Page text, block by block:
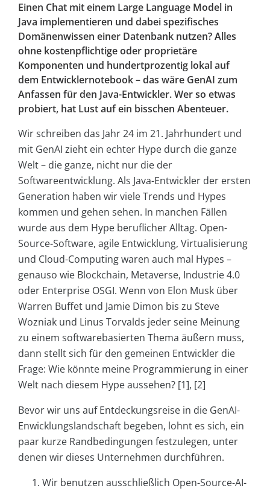
Einen Chat mit einem Large Language Model in
Java implementieren und dabei spezifisches
Domänenwissen einer Datenbank nutzen? Alles
ohne kostenpflichtige oder proprietäre
Komponenten und hundertprozentig lokal auf
dem Entwicklernotebook – das wäre GenAI zum
Anfassen für den Java-Entwickler. Wer so etwas
probiert, hat Lust auf ein bisschen Abenteuer.
Wir schreiben das Jahr 24 im 21. Jahrhundert und
mit GenAI zieht ein echter Hype durch die ganze
Welt – die ganze, nicht nur die der
Softwareentwicklung. Als Java-Entwickler der ersten
Generation haben wir viele Trends und Hypes
kommen und gehen sehen. In manchen Fällen
wurde aus dem Hype beruflicher Alltag. Open-
Source-Software, agile Entwicklung, Virtualisierung
und Cloud-Computing waren auch mal Hypes –
genauso wie Blockchain, Metaverse, Industrie 4.0
oder Enterprise OSGI. Wenn von Elon Musk über
Warren Buffet und Jamie Dimon bis zu Steve
Wozniak und Linus Torvalds jeder seine Meinung
zu einem softwarebasierten Thema äußern muss,
dann stellt sich für den gemeinen Entwickler die
Frage: Wie könnte meine Programmierung in einer
Welt nach diesem Hype aussehen? [1], [2]
Bevor wir uns auf Entdeckungsreise in die GenAI-
Enwicklungslandschaft begeben, lohnt es sich, ein
paar kurze Randbedingungen festzulegen, unter
denen wir dieses Unternehmen durchführen.
Wir benutzen ausschließlich Open-Source-AI-